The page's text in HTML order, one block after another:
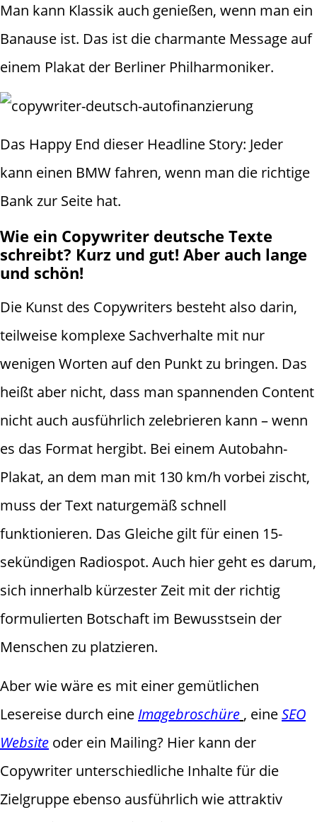
Man kann Klassik auch genießen, wenn man ein
Banause ist. Das ist die charmante Message auf
einem Plakat der Berliner Philharmoniker.
Das Happy End dieser Headline Story: Jeder
kann einen BMW fahren, wenn man die richtige
Bank zur Seite hat.
Wie ein Copywriter deutsche Texte
schreibt? Kurz und gut! Aber auch lange
und schön!
Die Kunst des Copywriters besteht also darin,
teilweise komplexe Sachverhalte mit nur
wenigen Worten auf den Punkt zu bringen. Das
heißt aber nicht, dass man spannenden Content
nicht auch ausführlich zelebrieren kann – wenn
es das Format hergibt. Bei einem Autobahn-
Plakat, an dem man mit 130 km/h vorbei zischt,
muss der Text naturgemäß schnell
funktionieren. Das Gleiche gilt für einen 15-
sekündigen Radiospot. Auch hier geht es darum,
sich innerhalb kürzester Zeit mit der richtig
formulierten Botschaft im Bewusstsein der
Menschen zu platzieren.
Aber wie wäre es mit einer gemütlichen
Lesereise durch eine Imagebroschüre , eineSEO
Website oder ein Mailing? Hier kann der
Copywriter unterschiedliche Inhalte für die
Zielgruppe ebenso ausführlich wie attraktiv